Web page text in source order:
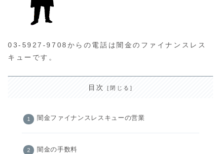
03-5927-9708からの電話は闇金のファイナンスレス
キューです。
目次
闇金ファイナンスレスキューの営業
闇金の手数料